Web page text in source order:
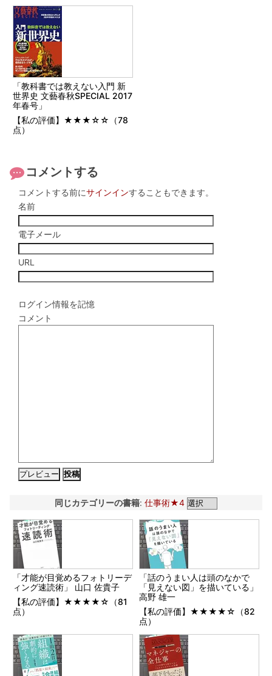
「教科書では教えない入門 新
世界史 文藝春秋SPECIAL 2017
年春号」
【私の評価】★★★☆☆（78
点）
コメントする
コメントする前にサインインすることもできます。
名前
電子メール
URL
ログイン情報を記憶
コメント
同じカテゴリーの書籍: 仕事術★4
「才能が目覚めるフォトリーデ
ィング速読術」 山口 佐貴子
【私の評価】★★★★☆（81
点）
「話のうまい人は頭のなかで
「見えない図」を描いている」
高野 雄一
【私の評価】★★★★☆（82
点）